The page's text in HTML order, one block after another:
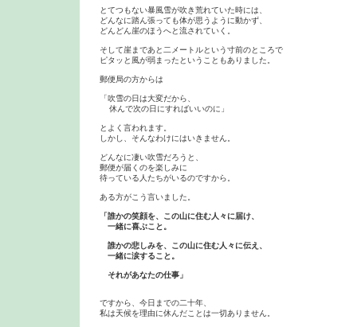
とてつもない暴風雪が吹き荒れていた時には、
どんなに踏ん張っても体が思うように動かず、
どんどん崖のほうへと流されていく。
そして崖まであと二メートルという寸前のところで
ピタッと風が弱まったということもありました。
郵便局の方からは
「吹雪の日は大変だから、
  休んで次の日にすればいいのに」
とよく言われます。
しかし、そんなわけにはいきません。
どんなに凄い吹雪だろうと、
郵便が届くのを楽しみに
待っている人たちがいるのですから。
ある方がこう言いました。
「誰かの笑顔を、この山に住む人々に届け、
一緒に喜ぶこと。
誰かの悲しみを、この山に住む人々に伝え、
一緒に涙すること。
ですから、今日までの二十年、
私は天候を理由に休んだことは一切ありません。